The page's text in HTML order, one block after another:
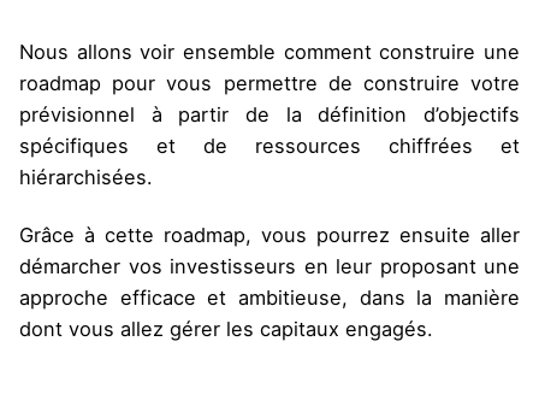
Nous allons voir ensemble comment construire une
roadmap pour vous permettre de construire votre
prévisionnel à partir de la définition d’objectifs
spécifiques et de ressources chiffrées et
hiérarchisées.
Grâce à cette roadmap, vous pourrez ensuite aller
démarcher vos investisseurs en leur proposant une
approche efficace et ambitieuse, dans la manière
dont vous allez gérer les capitaux engagés.